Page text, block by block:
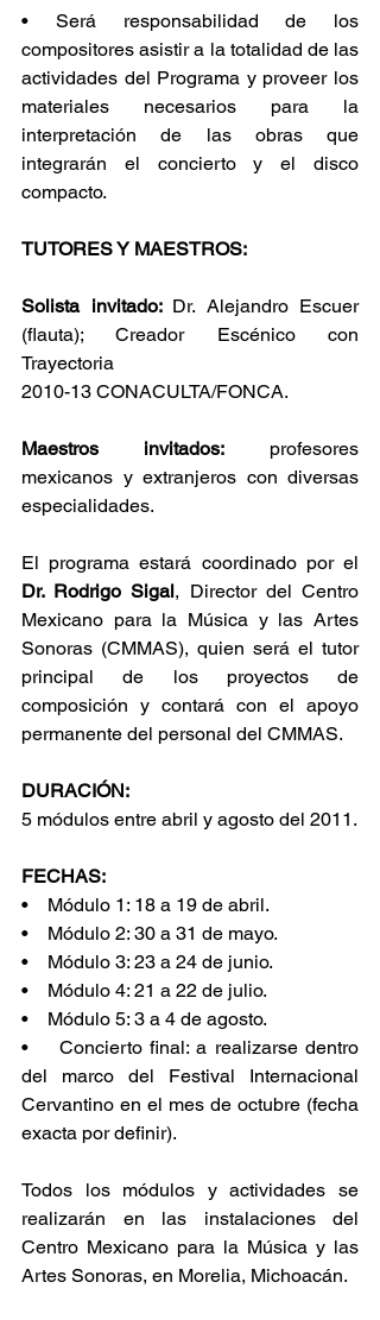
• Será responsabilidad de los
compositores asistir a la totalidad de las
actividades del Programa y proveer los
materiales necesarios para la
interpretación de las obras que
integrarán el concierto y el disco
compacto.
TUTORES Y MAESTROS:
Solista invitado: Dr. Alejandro Escuer
(flauta); Creador Escénico con
Trayectoria
2010-13 CONACULTA/FONCA.
Maestros invitados: profesores
mexicanos y extranjeros con diversas
especialidades.
Dr. Rodrigo Sigal, Director del Centro
Mexicano para la Música y las Artes
Sonoras (CMMAS), quien será el tutor
principal de los proyectos de
composición y contará con el apoyo
permanente del personal del CMMAS.
DURACIÓN:
5 módulos entre abril y agosto del 2011.
FECHAS:
•    Módulo 1: 18 a 19 de abril.
•    Módulo 2: 30 a 31 de mayo.
•    Módulo 3: 23 a 24 de junio.
•    Módulo 4: 21 a 22 de julio.
•    Módulo 5: 3 a 4 de agosto.
•    Concierto final: a realizarse dentro
del marco del Festival Internacional
Cervantino en el mes de octubre (fecha
exacta por definir).
Todos los módulos y actividades se
realizarán en las instalaciones del
Centro Mexicano para la Música y las
Artes Sonoras, en Morelia, Michoacán.